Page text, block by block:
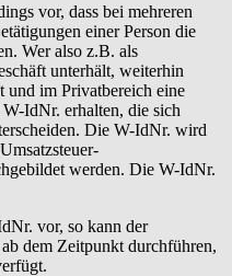
vor, dass bei mehreren
einer Person die
Wer also z.B. als
unterhält, weiterhin
und im Privatbereich eine
IdNr. erhalten, die sich
Die W-IdNr. wird
werden. Die W-IdNr.
vor, so kann der
dem Zeitpunkt durchführen,